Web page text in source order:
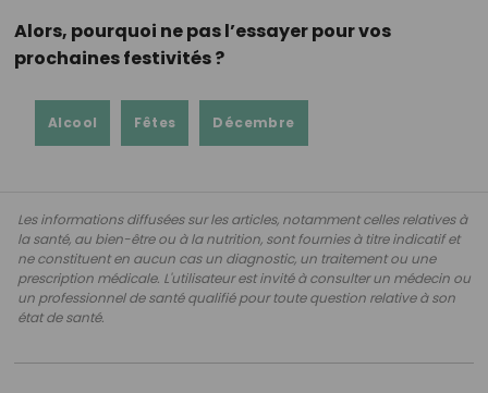
Alors, pourquoi ne pas l’essayer pour vos
prochaines festivités ?
Alcool Fêtes Décembre
Les informations diffusées sur les articles, notamment celles relatives à
la santé, au bien-être ou à la nutrition, sont fournies à titre indicatif et
ne constituent en aucun cas un diagnostic, un traitement ou une
prescription médicale. L'utilisateur est invité à consulter un médecin ou
un professionnel de santé qualifié pour toute question relative à son
état de santé.